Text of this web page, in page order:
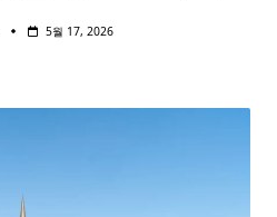
5월 17, 2026